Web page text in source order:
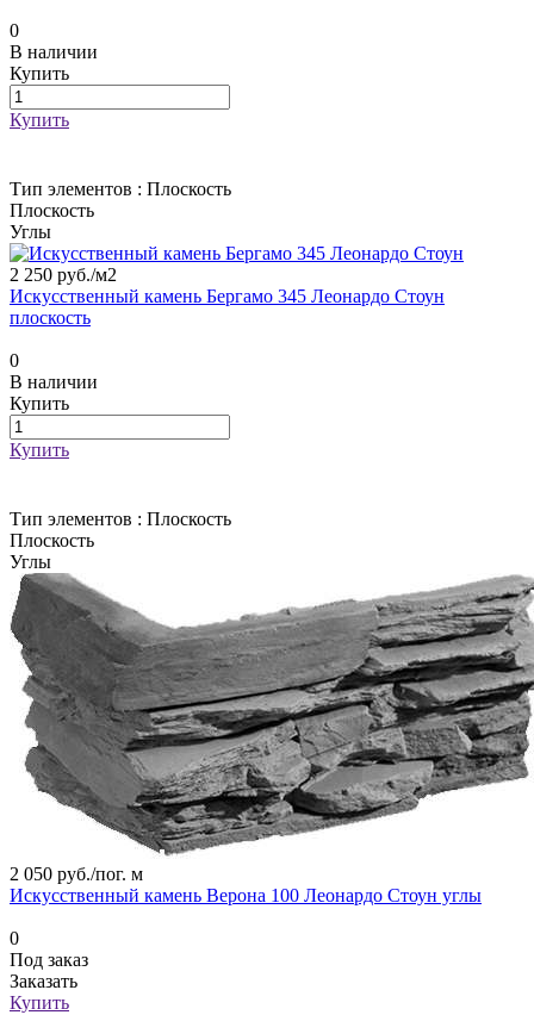
0
В наличии
Купить
Купить
Тип элементов : Плоскость
Плоскость
Углы
2 250 руб./м2
Искусственный камень Бергамо 345 Леонардо Стоун
плоскость
0
В наличии
Купить
Купить
Тип элементов : Плоскость
Плоскость
Углы
2 050 руб./пог. м
Искусственный камень Верона 100 Леонардо Стоун углы
0
Под заказ
Заказать
Купить